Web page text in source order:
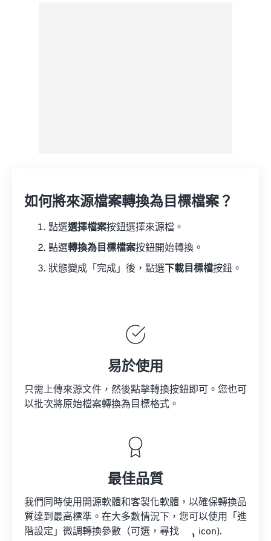
如何將來源檔案轉換為目標檔案？
點選選擇檔案按鈕選擇來源檔。
點選轉換為目標檔案按鈕開始轉換。
狀態變成「完成」後，點選 下載目標檔按鈕。
易於使用
只需上傳來源文件，然後點擊轉換按鈕即可。您也可
以批次將原始檔案轉換為目標格式。
最佳品質
我們同時使用開源軟體和客製化軟體，以確保轉換品
質達到最高標準。在大多數情況下，您可以使用「進
階設定」微調轉換參數（可選，尋找
icon).